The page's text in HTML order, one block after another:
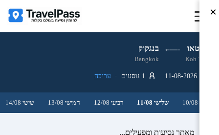
קו טאו בנגקוק
Koh Tao
Bangkok
עריכה
שלישי 11/08 רביעי 12/08 חמישי 13/08 שישי 14/08
מאתר נסיעות ומפעילים...
×